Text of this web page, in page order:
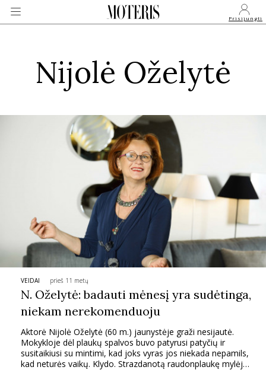
Prisijungti
VEIDAI
MONARCHIJA
SVEIKATA
APIE MANE
PSICHOLOGIJA
HOROSKOPAI
ASTROLOGIJA
Nijolė Oželytė
VEIDAI prieš 11 metų
N. Oželytė: badauti mėnesį yra sudėtinga,
niekam nerekomenduoju
Aktorė Nijolė Oželytė (60 m.) jaunystėje graži nesijautė.
Mokykloje dėl plaukų spalvos buvo patyrusi patyčių ir
susitaikiusi su mintimi, kad joks vyras jos niekada nepamils,
kad neturės vaikų. Klydo. Strazdanotą raudonplaukę mylėjo